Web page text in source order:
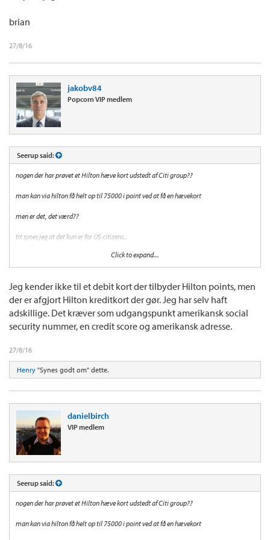
brian
27/8/16
jakobv84
Popcorn VIP medlem
Seerup said:
nogen der har prøvet et Hilton hæve kort udstedt af Citi group??
man kan via hilton få helt op til 75000 i point ved at få en hævekort
men er det, det værd??
tit synes jeg at det kun er for US citizens..
Click to expand...
Jeg kender ikke til et debit kort der tilbyder Hilton points, men
der er afgjort Hilton kreditkort der gør. Jeg har selv haft
adskillige. Det kræver som udgangspunkt amerikansk social
security nummer, en credit score og amerikansk adresse.
27/8/16
Henry "Synes godt om" dette.
danielbirch
VIP medlem
Seerup said:
nogen der har prøvet et Hilton hæve kort udstedt af Citi group??
man kan via hilton få helt op til 75000 i point ved at få en hævekort